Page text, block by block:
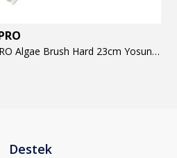
AQUAPRO Algae Brush Hard 23cm Yosun Temizlik Fırçası
Destek